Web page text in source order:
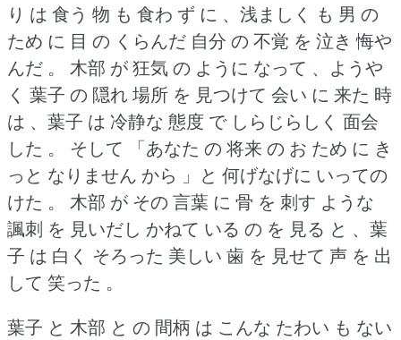
り は 食う 物 も 食わ ず に 、浅ましく も 男 の
ため に 目 の くらんだ 自分 の 不覚 を 泣き 悔や
んだ 。
木部 が 狂気 の ように なって 、ようや
く 葉子 の 隠れ 場所 を 見つけて 会い に 来た 時
は 、葉子 は 冷静な 態度 で しらじらしく 面会
した 。
そして 「あなた の 将来 の お ため に き
っと なりません から 」と 何げなげに いっての
けた 。
木部 が その 言葉 に 骨 を 刺す ような
諷刺 を 見いだし かねて いる の を 見る と 、葉
子 は 白く そろった 美しい 歯 を 見せて 声 を 出
して 笑った 。
葉子 と 木部 と の 間柄 は こんな たわい も ない